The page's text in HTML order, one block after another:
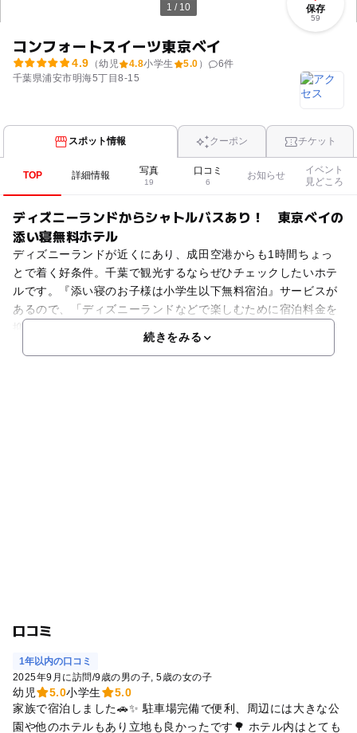
1 / 10
コンフォートスイーツ東京ベイ
4.9 （幼児 4.8小学生 5.0 ） 6件
千葉県浦安市明海5丁目8-15
保存
59
スポット情報 クーポン チケット
TOP 詳細情報 写真
19
口コミ
6
お知らせ
イベント
見どころ
ディズニーランドからシャトルバスあり！ 東京ベイの
添い寝無料ホテル
ディズニーランドが近くにあり、成田空港からも1時間ちょっ
とで着く好条件。千葉で観光するならぜひチェックしたいホテ
ルです。『添い寝のお子様は小学生以下無料宿泊』サービスが
あるので、「ディズニーランドなどで楽しむために宿泊料金を
続きをみる
口コミ
1年以内の口コミ
2025年9月に訪問/9歳の男の子 5歳の女の子
幼児 5.0小学生
5.0
家族で宿泊しました🚗✨ 駐車場完備で便利、周辺には大きな公
園や他のホテルもあり立地も良かったです🌳 ホテル内はとても